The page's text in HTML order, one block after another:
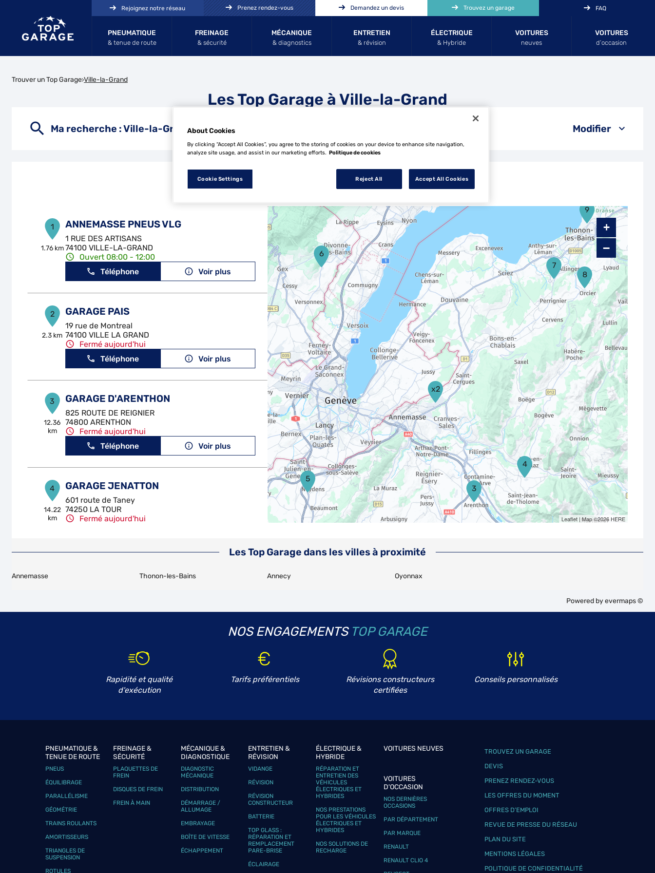
PNEUMATIQUE
& tenue de route
FREINAGE
& sécurité
MÉCANIQUE
& diagnostics
ENTRETIEN
& révision
ÉLECTRIQUE
& Hybride
VOITURES
neuves
VOITURES
d’occasion
Rejoignez notre réseau Prenez rendez-vous Demandez un devis Trouvez un garage FAQ
Trouver un Top Garage Ville-la-Grand
Les Top Garage à Ville-la-Grand
Ma recherche :Ville-la-Grand Modifier
9 Top Garage à Ville-la-Grand
1
1.76 km
ANNEMASSE PNEUS VLG
1 RUE DES ARTISANS
74100 VILLE-LA-GRAND
Ouvert 08:00 - 12:00
Téléphone
Voir plus
2
2.3 km
GARAGE PAIS
19 rue de Montreal
74100 VILLE LA GRAND
Fermé aujourd'hui
Téléphone
Voir plus
3
12.36
km
GARAGE D'ARENTHON
825 ROUTE DE REIGNIER
74800 ARENTHON
Fermé aujourd'hui
Téléphone
Voir plus
4
14.22
km
GARAGE JENATTON
601 route de Taney
74250 LA TOUR
Fermé aujourd'hui
CARROSSERIE VINET
656 Route DE DIVONNE
01220 GRILLY
Fermé aujourd'hui
7
20.12
km
MCA
2380 RTE DEPARTEMENTALE 903
74200 ALLINGES
Fermé aujourd'hui
Téléphone
8
22.13
km
ANP
180 Chemin des Marquisats
74550 ORCIER
6
9
8
7
5
4
3
x2
+
−
Leaflet| Map ©2026 HERE
Les Top Garage dans les villes à proximité
Annemasse Thonon-les-Bains Annecy Oyonnax
Powered byevermaps ©
NOS ENGAGEMENTS TOP GARAGE
Rapidité et qualité
d'exécution
Tarifs préférentiels
Révisions constructeurs
certifiées
Conseils personnalisés
PNEUMATIQUE &
TENUE DE ROUTE
PNEUS
ÉQUILIBRAGE
PARALLÉLISME
GÉOMÉTRIE
TRAINS ROULANTS
AMORTISSEURS
TRIANGLES DE
SUSPENSION
ROTULES
FREINAGE &
SÉCURITÉ
PLAQUETTES DE
FREIN
DISQUES DE FREIN
FREIN À MAIN
MÉCANIQUE &
DIAGNOSTIQUE
DIAGNOSTIC
MÉCANIQUE
DISTRIBUTION
DÉMARRAGE /
ALLUMAGE
EMBRAYAGE
BOÎTE DE VITESSE
ÉCHAPPEMENT
ENTRETIEN &
RÉVISION
VIDANGE
RÉVISION
RÉVISION
CONSTRUCTEUR
BATTERIE
TOP GLASS :
RÉPARATION ET
REMPLACEMENT
PARE-BRISE
ÉCLAIRAGE
ÉLECTRIQUE &
HYBRIDE
RÉPARATION ET
ENTRETIEN DES
VÉHICULES
ÉLECTRIQUES ET
HYBRIDES
NOS PRESTATIONS
POUR LES VÉHICULES
ÉLECTRIQUES ET
HYBRIDES
NOS SOLUTIONS DE
RECHARGE
VOITURES NEUVES
VOITURES
D'OCCASION
NOS DERNIÈRES
OCCASIONS
PAR DÉPARTEMENT
PAR MARQUE
RENAULT
RENAULT CLIO 4
TROUVEZ UN GARAGE
DEVIS
PRENEZ RENDEZ-VOUS
LES OFFRES DU MOMENT
OFFRES D’EMPLOI
REVUE DE PRESSE DU RÉSEAU
PLAN DU SITE
MENTIONS LÉGALES
POLITIQUE DE CONFIDENTIALITÉ
About Cookies
By clicking “Accept All Cookies”, you agree to the storing of cookies on your device to enhance site navigation,
analyze site usage, and assist in our marketing efforts. Politique de cookies
Cookie Settings Reject All Accept All Cookies